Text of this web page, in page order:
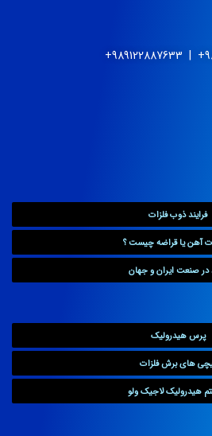
فرایند ذوب فلزات
آهن یا قراضه چیست ؟
در صنعت ایران و جهان
پرس هیدرولیک
های برش فلزات
هیدرولیک لاجیک ولو